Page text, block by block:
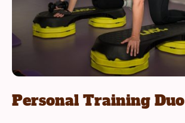
Personal Training Duo